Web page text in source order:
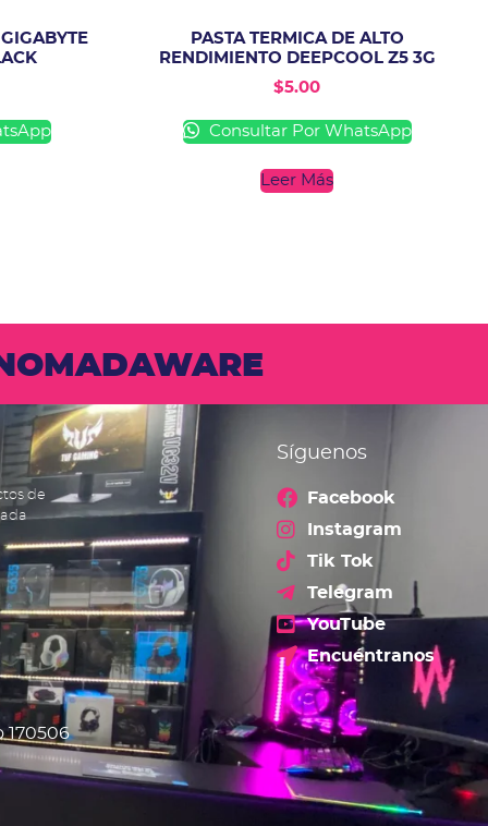
PASTA TERMICA DE ALTO
RENDIMIENTO DEEPCOOL Z5 3G
$5.00
Consultar Por WhatsApp
Leer Más
de
Síguenos
Facebook
Instagram
Tik Tok
Telegram
YouTube
Encuéntranos
170506